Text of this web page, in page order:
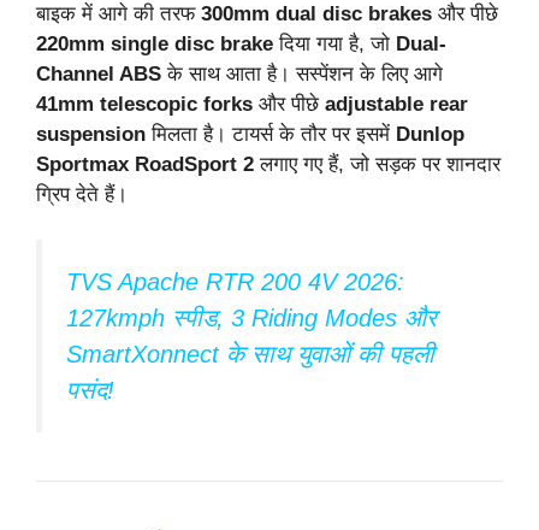
बाइक में आगे की तरफ 300mm dual disc brakes और पीछे
220mm single disc brake दिया गया है, जो Dual-
Channel ABS के साथ आता है। सस्पेंशन के लिए आगे
41mm telescopic forks और पीछे adjustable rear
suspension मिलता है। टायर्स के तौर पर इसमें Dunlop
Sportmax RoadSport 2 लगाए गए हैं, जो सड़क पर शानदार
ग्रिप देते हैं।
TVS Apache RTR 200 4V 2026:
127kmph स्पीड, 3 Riding Modes और
SmartXonnect के साथ युवाओं की पहली
पसंद!